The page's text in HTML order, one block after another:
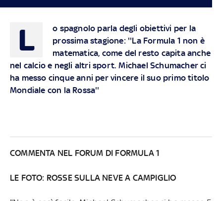
L
o spagnolo parla degli obiettivi per la
prossima stagione: ''La Formula 1 non è
matematica, come del resto capita anche
nel calcio e negli altri sport. Michael Schumacher ci
ha messo cinque anni per vincere il suo primo titolo
Mondiale con la Rossa''
COMMENTA NEL FORUM DI FORMULA 1
LE FOTO: ROSSE SULLA NEVE A CAMPIGLIO